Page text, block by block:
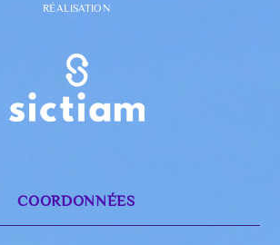
RÉALISATION
COORDONNÉES